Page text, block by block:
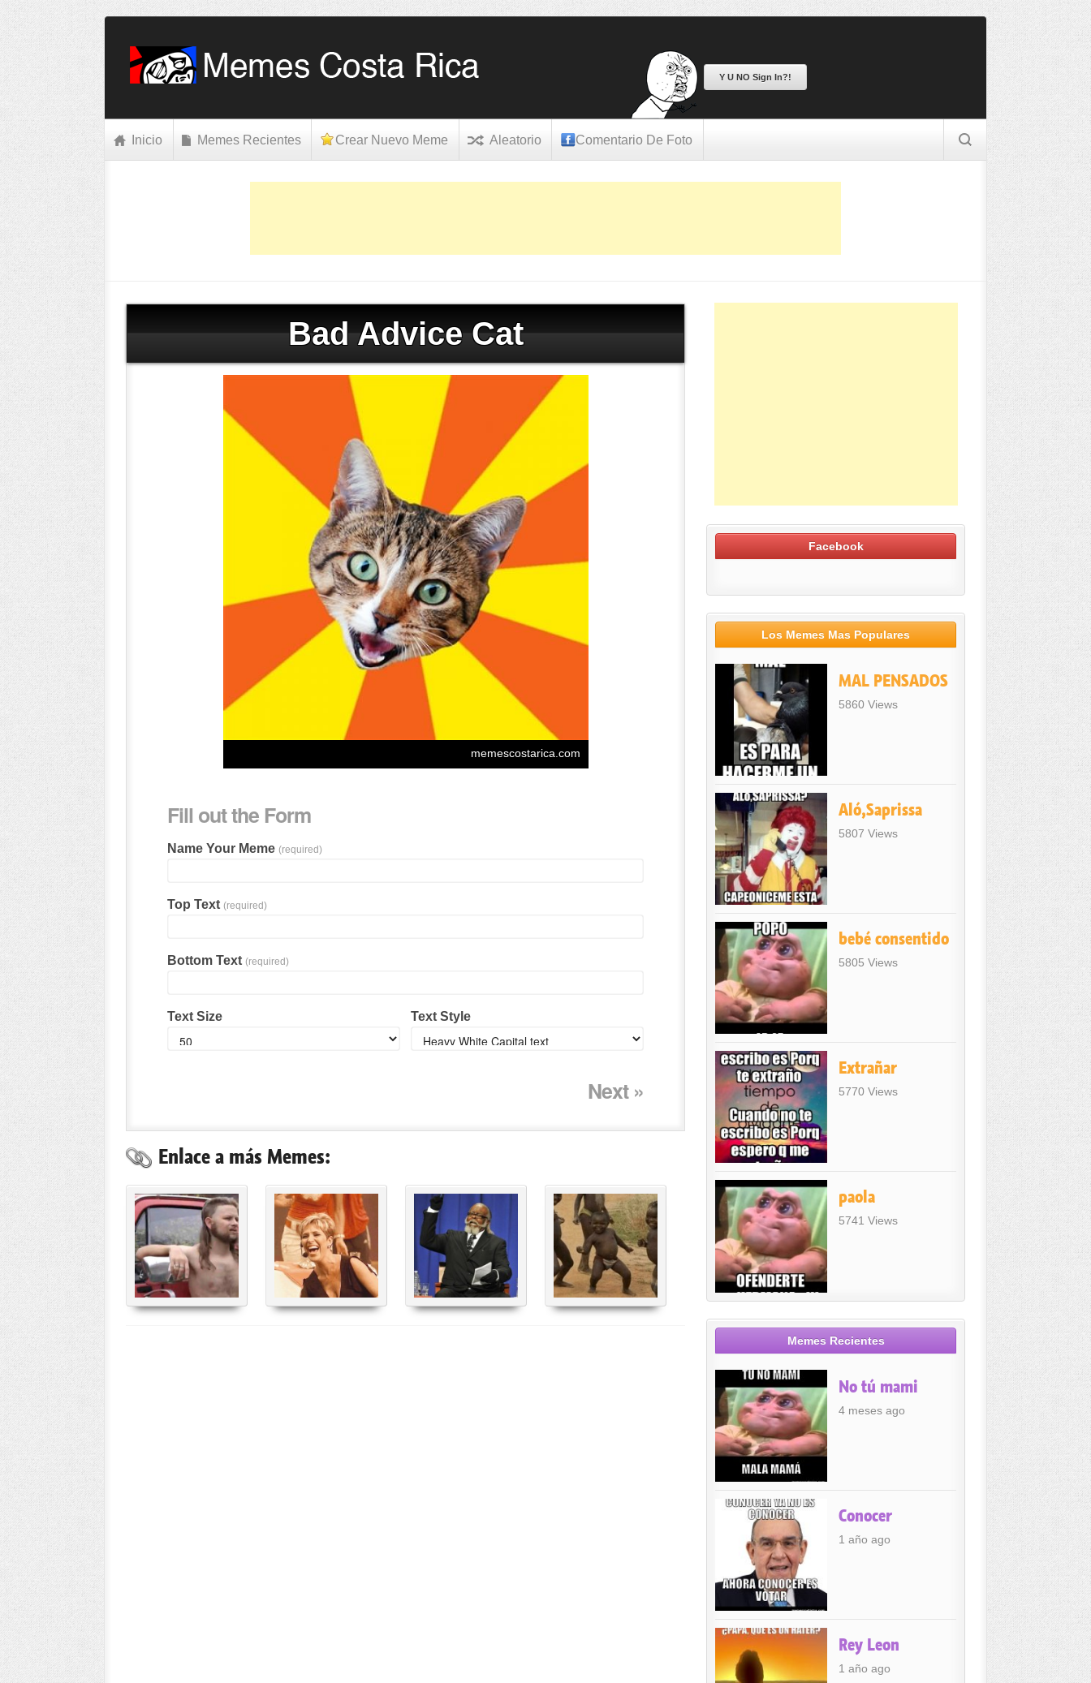
Y U NO Sign In?!
Inicio Memes Recientes Crear Nuevo Meme Aleatorio Comentario De Foto
Bad Advice Cat
Fill out the Form
Name Your Meme (required)
Top Text (required)
Bottom Text (required)
Text Size Text Style
Next »
Enlace a más Memes:
Facebook
Los Memes Mas Populares
MAL PENSADOS
5860 Views
Aló,Saprissa
5807 Views
bebé consentido
5805 Views
Extrañar
5770 Views
paola
5741 Views
Memes Recientes
No tú mami
4 meses ago
Conocer
1 año ago
Rey Leon
1 año ago